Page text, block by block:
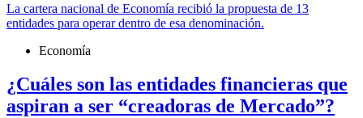
La cartera nacional de Economía recibió la propuesta de 13
entidades para operar dentro de esa denominación.
Economía
¿Cuáles son las entidades financieras que
aspiran a ser “creadoras de Mercado”?